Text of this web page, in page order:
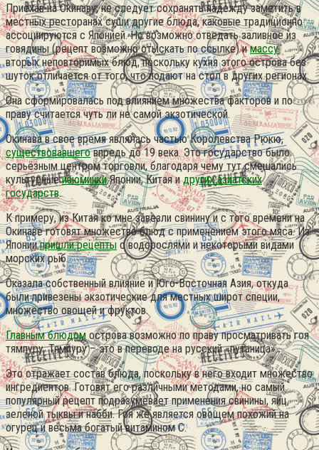
Приехав на Окинаву, не следует сохранять надежду заметить в
местных ресторанах суши другие блюда, каковые традиционно
ассоциируются с Японией. Но возможно отведать заливное из
говядины (рецепт возможно отыскать по ссылке) имассу
вторых неповторимых блюд, поскольку кухня этого острова без
шуток отличается от того, что подают на стол в других регионах.
Она сформировалась под влиянием множества факторов и по
праву считается чуть ли не самой экзотической.
Окинава в свое время являлась частью Королевства Рюкю,
существовавшеговпредь до 19 века.Это государство было
серьёзным центром торговли, благодаря чему тут смешались
культурныеизюминкиЯпонии, Китая идругих азиатских
государств.
К примеру, из Китая ко мне завезли свинину и с того времени на
Окинаве готовят множество блюд с применением этого мяса. Из
Япониипришли рецепты с водорослями и некоторыми видами
морских рыб.
Оказала собственный влияние и Юго-Восточная Азия, откуда
были привезены экзотические для местных широт специи,
множество овощей и фруктов.
Главным блюдом острова возможно по праву просматривать гоя
тямпуру. Тямпуру – это в переводе на русский «путаница».
Это отражает состав блюда, поскольку в него входит множество
ингредиентов. Готовят его различными методами, но самый
популярный рецепт подразумевает применения свинины, яиц,
зеленой тыквы и набби. Гоя же является овощем похожий на
огурец и весьма богатый витамином С.